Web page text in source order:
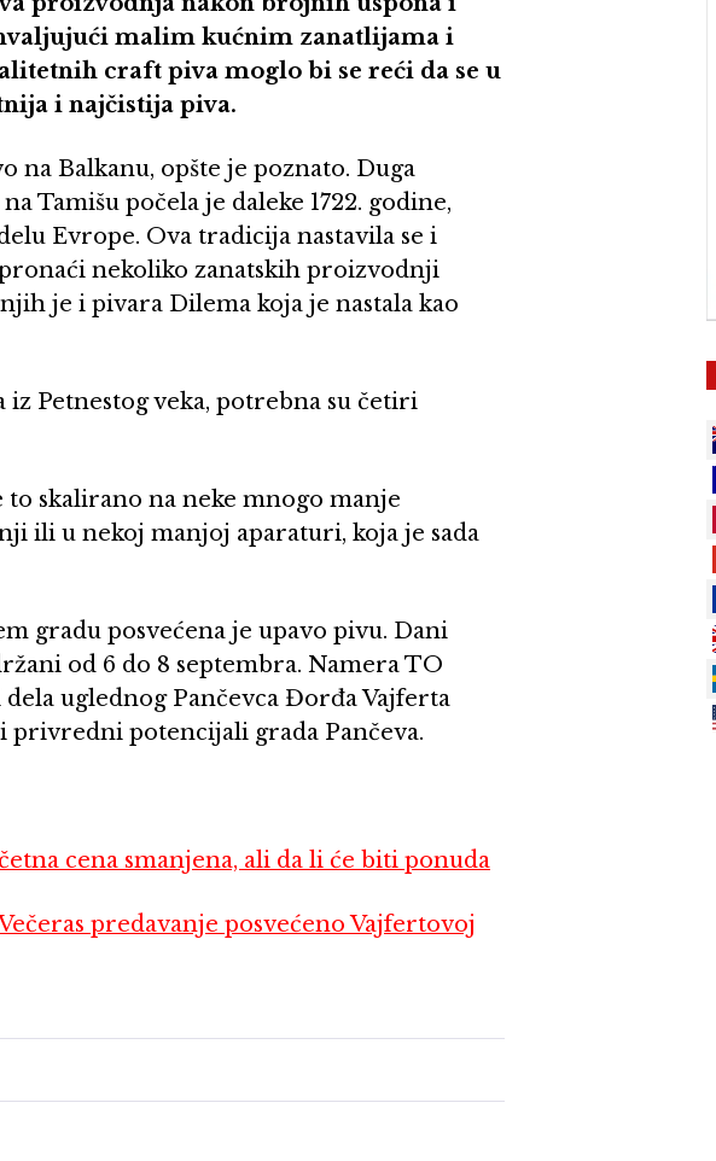
malim kućnim zanatlijama i
craft piva moglo bi se reći da se u
i najčistija piva.
na Balkanu, opšte je poznato. Duga
Tamišu počela je daleke 1722. godine,
Evrope. Ova tradicija nastavila se i
pronaći nekoliko zanatskih proizvodnji
je i pivara Dilema koja je nastala kao
iz Petnestog veka, potrebna su četiri
to skalirano na neke mnogo manje
ili u nekoj manjoj aparaturi, koja je sada
gradu posvećena je upavo pivu. Dani
od 6 do 8 septembra. Namera TO
uglednog Pančevca Đorđa Vajferta
potencijali grada Pančeva.
cena smanjena, ali da li će biti ponuda
predavanje posvećeno Vajfertovoj